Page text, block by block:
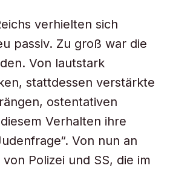
verhielten sich
passiv. Zu groß war die
Von lautstark
stattdessen verstärkte
ostentativen
Verhalten ihre
Von nun an
Polizei und SS, die im